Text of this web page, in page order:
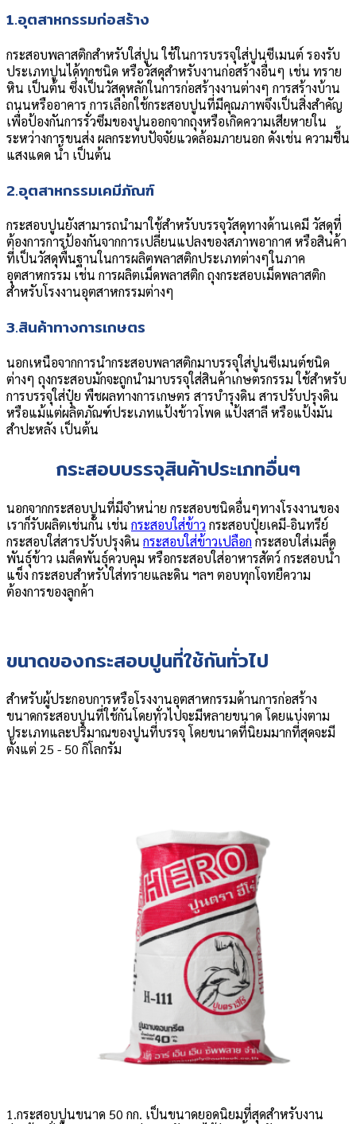
1.อุตสาหกรรมก่อสร้าง
กระสอบพลาสติกสำหรับใส่ปูน ใช้ในการบรรจุใส่ปูนซีเมนต์ รองรับ
ประเภทปูนได้ทุกชนิด หรือวัสดุสำหรับงานก่อสร้างอื่นๆ เช่น ทราย
หิน เป็นต้น ซึ่งเป็นวัสดุหลักในการก่อสร้างงานต่างๆ การสร้างบ้าน
ถนนหรืออาคาร การเลือกใช้กระสอบปูนที่มีคุณภาพจึงเป็นสิ่งสำคัญ
เพื่อป้องกันการรั่วซึมของปูนออกจากถุงหรือเกิดความเสียหายใน
ระหว่างการขนส่ง ผลกระทบปัจจัยแวดล้อมภายนอก ดังเช่น ความชื้น
แสงแดด น้ำ เป็นต้น
2.อุตสาหกรรมเคมีภัณฑ์
กระสอบปูนยังสามารถนำมาใช้สำหรับบรรจุวัสดุทางด้านเคมี วัสดุที่
ต้องการการป้องกันจากการเปลี่ยนแปลงของสภาพอากาศ หรือสินค้า
ที่เป็นวัสดุพื้นฐานในการผลิตพลาสติกประเภทต่างๆในภาค
อุตสาหกรรม เช่น การผลิตเม็ดพลาสติก ถุงกระสอบเม็ดพลาสติก
สำหรับโรงงานอุตสาหกรรมต่างๆ
3.สินค้าทางการเกษตร
นอกเหนือจากการนำกระสอบพลาสติกมาบรรจุใส่ปูนซีเมนต์ชนิด
ต่างๆ ถุงกระสอบมักจะถูกนำมาบรรจุใส่สินค้าเกษตรกรรม ใช้สำหรับ
การบรรจุใส่ปุ๋ย พืชผลทางการเกษตร สารบำรุงดิน สารปรับปรุงดิน
หรือแม้แต่ผลิตภัณฑ์ประเภทแป้งข้าวโพด แป้งสาลี หรือแป้งมัน
สำปะหลัง เป็นต้น
กระสอบบรรจุสินค้าประเภทอื่นๆ
นอกจากกระสอบปูนที่มีจำหน่าย กระสอบชนิดอื่นๆทางโรงงานของ
เราก็รับผลิตเช่นกัน เช่น กระสอบใส่ข้าว กระสอบปุ๋ยเคมี-อินทรีย์
กระสอบใส่สารปรับปรุงดิน กระสอบใส่ข้าวเปลือก กระสอบใส่เมล็ด
พันธุ์ข้าว เมล็ดพันธุ์ควบคุม หรือกระสอบใส่อาหารสัตว์ กระสอบน้ำ
แข็ง กระสอบสำหรับใส่ทรายและดิน ฯลฯ ตอบทุกโจทยืความ
ต้องการของลูกค้า
ขนาดของกระสอบปูนที่ใช้กันทั่วไป
สำหรับผู้ประกอบการหรือโรงงานอุตสาหกรรมด้านการก่อสร้าง
ขนาดกระสอบปูนที่ใช้กันโดยทั่วไปจะมีหลายขนาด โดยแบ่งตาม
ประเภทและปริมาณของปูนที่บรรจุ โดยขนาดที่นิยมมากที่สุดจะมี
ตั้งแต่ 25 - 50 กิโลกรัม
1.กระสอบปูนขนาด 50 กก. เป็นขนาดยอดนิยมที่สุดสำหรับงาน